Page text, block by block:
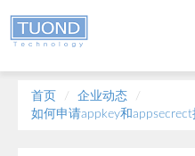
首页
产品
首页 / 企业动态
/
如何申请appkey和